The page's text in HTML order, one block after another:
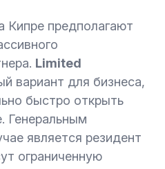
Кипре предполагают
Limited
вариант для бизнеса,
быстро открыть
Генеральным
является резидент
ограниченную